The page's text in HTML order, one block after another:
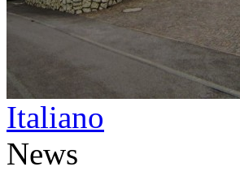
Italiano
News